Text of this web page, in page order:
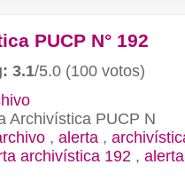
PUCP N° 192
3.1/5.0 (100 votos)
Archivística PUCP N
, alerta ,
archivística 192 ,